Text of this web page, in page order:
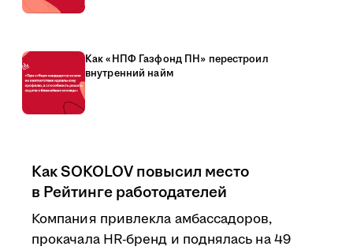
Как «НПФ Газфонд ПН» перестроил
внутренний найм
Как SOKOLOV повысил место
в Рейтинге работодателей
Компания привлекла амбассадоров,
прокачала HR-бренд и поднялась на 49